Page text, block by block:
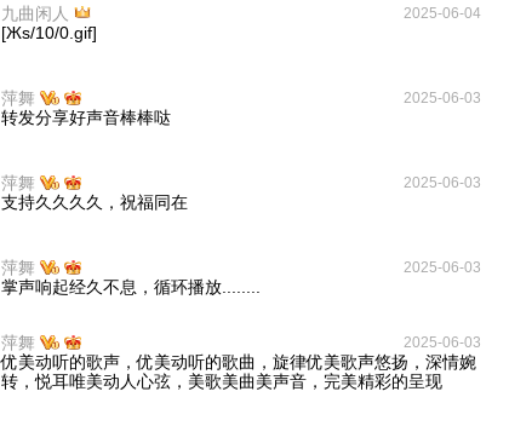
九曲闲人 2025-06-04
[Жs/10/0.gif]
萍舞 2025-06-03
转发分享好声音棒棒哒
萍舞 2025-06-03
支持久久久久，祝福同在
萍舞 2025-06-03
掌声响起经久不息，循环播放........
萍舞 2025-06-03
优美动听的歌声，优美动听的歌曲，旋律优美歌声悠扬，深情婉
转，悦耳唯美动人心弦，美歌美曲美声音，完美精彩的呈现